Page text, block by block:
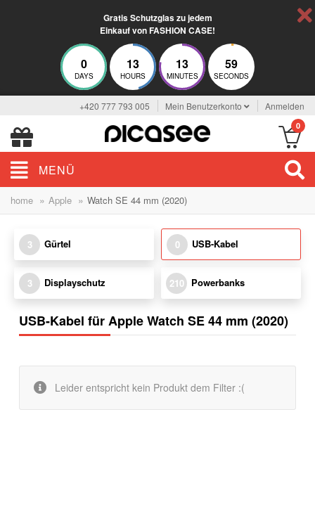
Gratis Schutzglas zu jedem
Einkauf von FASHION CASE!
0
DAYS
13
HOURS
13
MINUTES
59
SECONDS
+420 777 793 005 Mein Benutzerkonto Anmelden
0
MENÜ
home » Apple » Watch SE 44 mm (2020)
3 Gürtel 0 USB-Kabel
3 Displayschutz 210 Powerbanks
USB-Kabel für Apple Watch SE 44 mm (2020)
Leider entspricht kein Produkt dem Filter :(